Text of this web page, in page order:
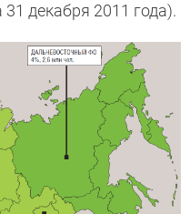
декабря 2011 года).